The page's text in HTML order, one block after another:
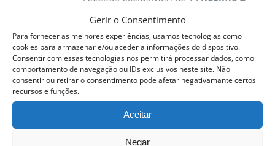
Gerir o Consentimento
Para fornecer as melhores experiências, usamos tecnologias como
cookies para armazenar e/ou aceder a informações do dispositivo.
Consentir com essas tecnologias nos permitirá processar dados, como
comportamento de navegação ou IDs exclusivos neste site. Não
consentir ou retirar o consentimento pode afetar negativamante certos
recursos e funções.
Aceitar
Negar
Learning
O Curso confere oCertificado
Formação Profissional daACPPem
Pastelaria
QUERO SER